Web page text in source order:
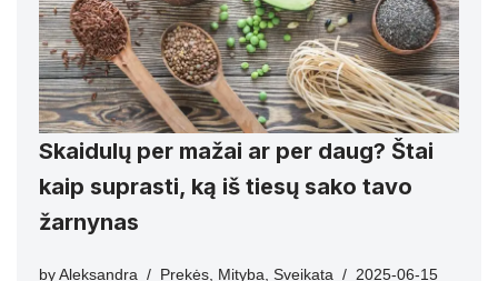
Skaidulų per mažai ar per daug? Štai
kaip suprasti, ką iš tiesų sako tavo
žarnynas
by Aleksandra Prekės Mityba Sveikata 2025-06-15